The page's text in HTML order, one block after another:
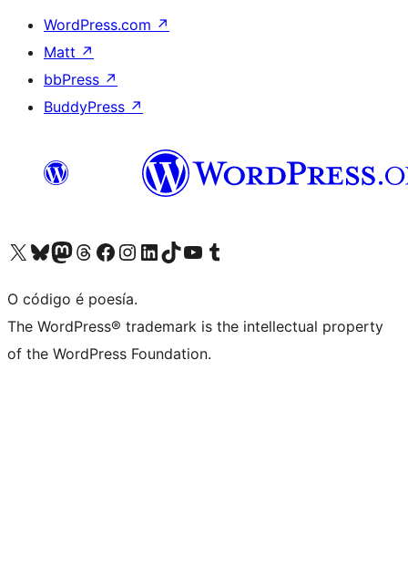
WordPress.com ↗
Matt ↗
bbPress ↗
BuddyPress ↗
Visita la cuenta de X (anteriormente Twitter)
Visita a nosa conta de Bluesky
Visita a nosa conta de Mastodon
Visita a nosa conta de Threads
Visita a nosa páxina de Facebook
Visita a nosa conta de Instagram
Visita a nosa conta de LinkedIn
Visita a nosa conta de TikTok
Visita a nosa canle de YouTube
Visita a nosa conta de Tumblr
O código é poesía.
The WordPress® trademark is the intellectual property
of the WordPress Foundation.